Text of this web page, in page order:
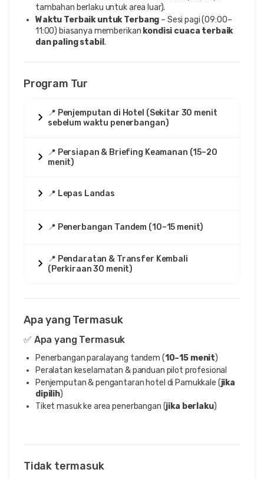
tambahan berlaku untuk area luar).
Waktu Terbaik untuk Terbang – Sesi pagi (09:00–
11:00) biasanya memberikan kondisi cuaca terbaik
dan paling stabil .
Program Tur
📍 Penjemputan di Hotel (Sekitar 30 menit
sebelum waktu penerbangan)
📍 Persiapan & Briefing Keamanan (15–20
menit)
📍 Lepas Landas
📍 Penerbangan Tandem (10–15 menit)
📍 Pendaratan & Transfer Kembali
(Perkiraan 30 menit)
Apa yang Termasuk
✅ Apa yang Termasuk
Penerbangan paralayang tandem (10–15 menit)
Peralatan keselamatan & panduan pilot profesional
Penjemputan & pengantaran hotel di Pamukkale (jika
dipilih)
Tiket masuk ke area penerbangan (jika berlaku)
Tidak termasuk